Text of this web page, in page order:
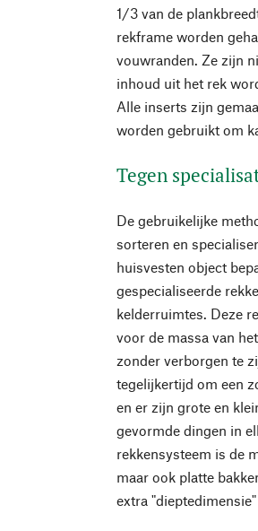
1/3 van de
rekframe worden
vouwranden. Ze zijn
inhoud uit het rek
Alle inserts zijn
worden gebruikt om
Tegen
De gebruikelijke
sorteren en
huisvesten object
gespecialiseerde
kelderruimtes. Deze
voor de massa van
zonder verborgen te
tegelijkertijd om een
en er zijn grote en
gevormde dingen in
rekkensysteem is de
maar ook platte
extra